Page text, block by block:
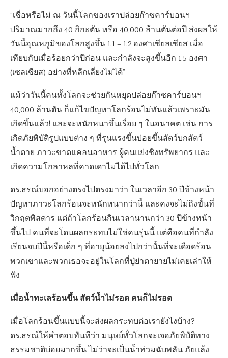
“เชื่อหรือไม่ ณ วันนี้โลกของเราปล่อยก๊าซคาร์บอนฯ
ปริมาณมากถึง 40 กิกะตัน หรือ 40,000 ล้านตันต่อปี ส่งผลให้
วันนี้อุณหภูมิของโลกสูงขึ้น 1.1 – 1.2 องศาเซียลเซียส เมื่อ
เทียบกับเมื่อร้อยกว่าปีก่อน และกำลังจะสูงขึ้นอีก 1.5 องศา
(เซลเซียส) อย่างที่หลีกเลี่ยงไม่ได้”
แม้ว่าวันนี้คนทั้งโลกจะช่วยกันหยุดปล่อยก๊าซคาร์บอนฯ
40,000 ล้านตัน ก็แก้ไขปัญหาโลกร้อนไม่ทันแล้วเพราะมัน
เกิดขึ้นแล้ว! และจะหนักหนาขึ้นเรื่อย ๆ ในอนาคต เช่น การ
เกิดภัยพิบัติรูปแบบต่าง ๆ ที่รุนแรงขึ้นบ่อยขึ้นสัตว์บกสัตว์
น้ำตาย ภาวะขาดแคลนอาหาร ผู้คนแย่งชิงทรัพยากร และ
เกิดความโกลาหลที่คาดเดาไม่ได้ไปทั่วโลก
ดร.ธรณ์บอกอย่างตรงไปตรงมาว่า ในเวลาอีก 30 ปีข้างหน้า
ปัญหาภาวะโลกร้อนจะหนักหนากว่านี้ และคงจะไม่ถึงขั้นที่
วิกฤตพิสดาร แต่ถ้าโลกร้อนกินเวลานานกว่า 30 ปีข้างหน้า
ขึ้นไป คนที่จะโดนผลกระทบไม่ใช่คนรุ่นนี้ แต่คือคนที่กำลัง
เรียนจบปีนี้หรือเด็ก ๆ ที่อายุน้อยลงไปกว่านั้นที่จะเดือดร้อน
พวกเขาและพวกเธอจะอยู่ในโลกที่ปู่ย่าตายายไม่เคยเล่าให้
ฟัง
เมื่อน้ำทะเลร้อนขึ้น สัตว์น้ำไม่รอด คนก็ไม่รอด
เมื่อโลกร้อนขึ้นแบบนี้จะส่งผลกระทบต่อเรายังไงบ้าง?
ดร.ธรณ์ให้คำตอบทันทีว่า มนุษย์ทั่วโลกจะเจอภัยพิบัติทาง
ธรรมชาติบ่อยมากขึ้น ไม่ว่าจะเป็นน้ำท่วมฉับพลัน ภัยแล้ง